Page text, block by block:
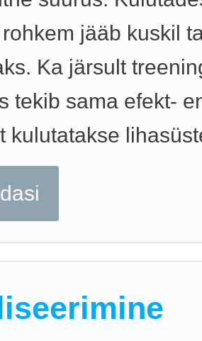
jääb kuskil
Ka järsult
tekib sama efekt-
kulutatakse